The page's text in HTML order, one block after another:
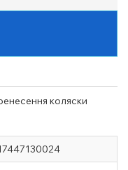
коляски